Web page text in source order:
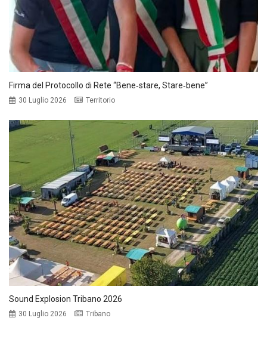
Firma del Protocollo di Rete “Bene‑stare, Stare‑bene”
30 Luglio 2026 Territorio
Sound Explosion Tribano 2026
30 Luglio 2026 Tribano